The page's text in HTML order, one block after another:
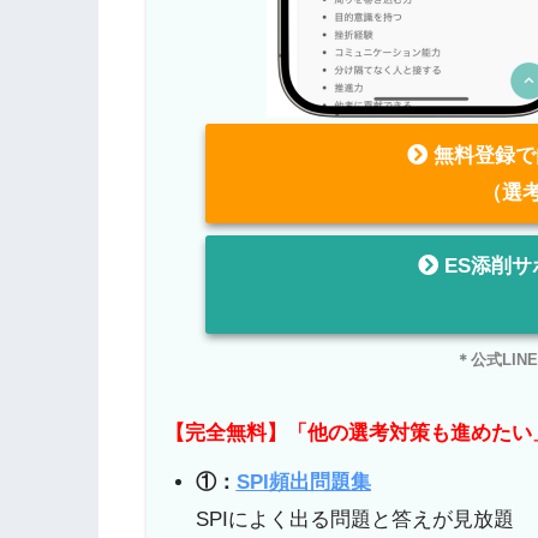
無料登録
（選
ES添削サ
＊公式
【完全無料】「他の選考対策も進めたい
①： SPI頻出問題集
SPIによく出る問題と答えが見放題